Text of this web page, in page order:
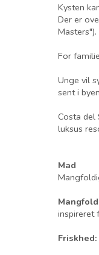
Kysten
Der er
Masters").
For
Unge vil
sent i
Costa del
luksus
Mad
inspireret
Friskhed: